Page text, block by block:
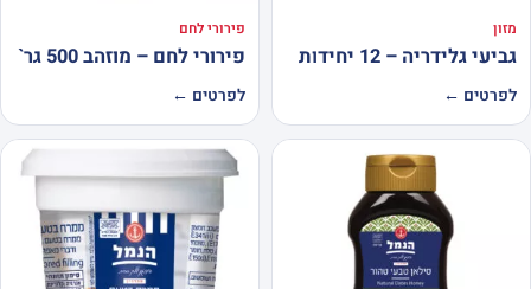
מזון
גביעי גלידריה – 12 יחידות
לפרטים ←
פירורי לחם
פירורי לחם – מוזהב 500 גר`
לפרטים ←